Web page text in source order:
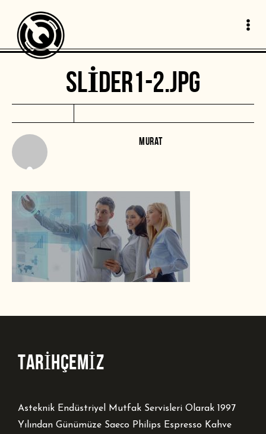
SLIDER1-2.JPG
MURAT
TARİHÇEMİZ
Asteknik Endüstriyel Mutfak Servisleri Olarak 1997
Yılından Günümüze Saeco Philips Espresso Kahve